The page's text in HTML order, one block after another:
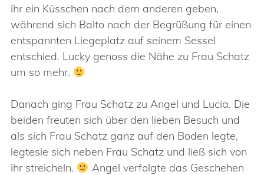
ihr ein Küsschen nach dem anderen geben,
während sich Balto nach der Begrüßung für einen
entspannten Liegeplatz auf seinem Sessel
entschied. Lucky genoss die Nähe zu Frau Schatz
um so mehr.
Danach ging Frau Schatz zu Angel und Lucia. Die
beiden freuten sich über den lieben Besuch und
als sich Frau Schatz ganz auf den Boden legte,
legtesie sich neben Frau Schatz und ließ sich von
ihr streicheln.
Angel verfolgte das Geschehen